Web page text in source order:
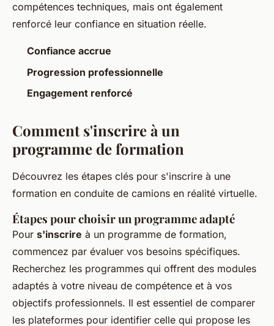
compétences techniques, mais ont également
renforcé leur confiance en situation réelle.
Confiance accrue
Progression professionnelle
Engagement renforcé
Comment s'inscrire à un
programme de formation
Découvrez les étapes clés pour s'inscrire à une
formation en conduite de camions en réalité virtuelle.
Étapes pour choisir un programme adapté
Pour s'inscrire à un programme de formation,
commencez par évaluer vos besoins spécifiques.
Recherchez les programmes qui offrent des modules
adaptés à votre niveau de compétence et à vos
objectifs professionnels. Il est essentiel de comparer
les plateformes pour identifier celle qui propose les